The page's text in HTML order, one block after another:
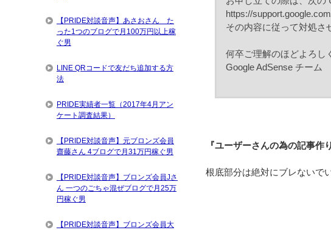
https://
その内容に従って対処さ
何卒ご理解のほどよろし
Google AdSense チーム
『ユーザーさんの為の記事作り
根底部分は絶対にブレないで
【PRIDE対談音声】あさおさん た
った1つのブログで月100万円以上稼
ぐ男
LINE QRコードで友だち追加する方
法
PRIDE実績者一覧（2017年4月アン
ケート調査結果）
【PRIDE対談音声】元ブロンズ会員
齋藤さん 4ブログで月31万円稼ぐ男
【PRIDE対談音声】ブロンズ会員Jさ
ん 一つのごちゃ混ぜブログで月25万
円稼ぐ男
【PRIDE対談音声】ブロンズ会員大